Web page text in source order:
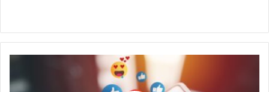
Digital: